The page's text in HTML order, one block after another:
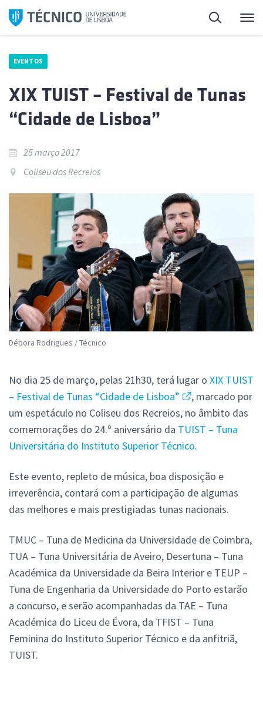
Saltar
para
Pesquisa
EVENTOS
XIX TUIST – Festival de Tunas
“Cidade de Lisboa”
25 março 2017
Coliseu dos Recreios
Débora Rodrigues / Técnico
No dia 25 de março, pelas 21h30, terá lugar o XIX TUIST
– Festival de Tunas “Cidade de Lisboa”
, marcado por
um espetáculo no Coliseu dos Recreios, no âmbito das
comemorações do 24.º aniversário da TUIST – Tuna
Universitária do Instituto Superior Técnico.
Este evento, repleto de música, boa disposição e
irreverência, contará com a participação de algumas
das melhores e mais prestigiadas tunas nacionais.
TMUC – Tuna de Medicina da Universidade de Coimbra,
TUA – Tuna Universitária de Aveiro, Desertuna – Tuna
Académica da Universidade da Beira Interior e TEUP –
Tuna de Engenharia da Universidade do Porto estarão
a concurso, e serão acompanhadas da TAE – Tuna
Académica do Liceu de Évora, da TFIST – Tuna
Feminina do Instituto Superior Técnico e da anfitriã,
TUIST.